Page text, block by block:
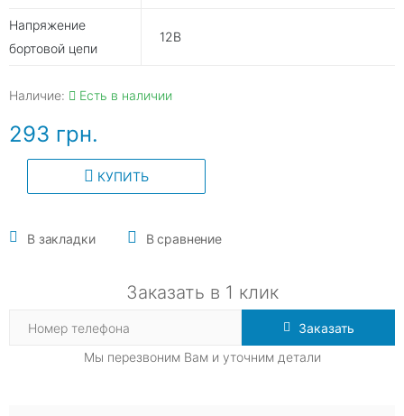
Напряжение
бортовой цепи
12В
Наличие: Есть в наличии
293 грн.
КУПИТЬ
В закладки В сравнение
Заказать в 1 клик
Заказать
Мы перезвоним Вам и уточним детали